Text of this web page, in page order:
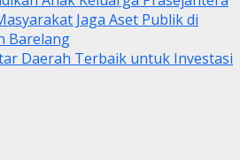
Jaga Aset Publik di
Barelang
Daerah Terbaik untuk Investasi